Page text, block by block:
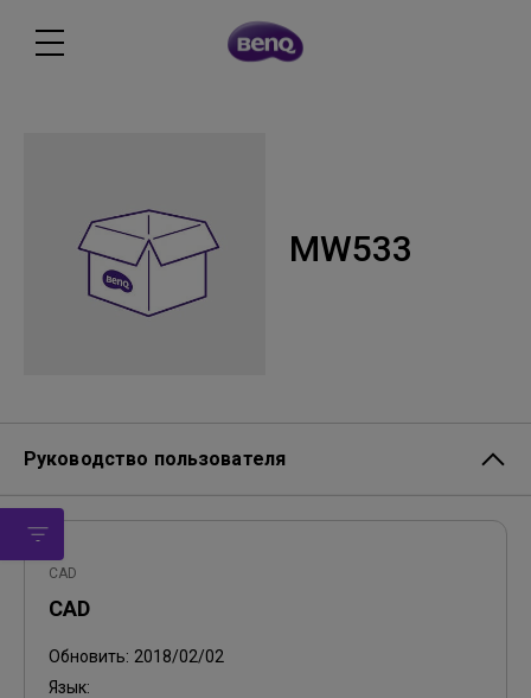
MW533
Руководство пользователя
CAD
CAD
Обновить: 2018/02/02
Язык: